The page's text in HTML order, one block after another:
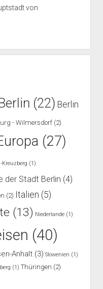
von
(22) Berlin
- Wilmersdorf(2)
(27)
(1)
der Stadt Berlin (4)
(2) Italien (5)
(13) Niederlande(1)
(40)
Anhalt(3) Slowenien (1)
(1) Thüringen (2)